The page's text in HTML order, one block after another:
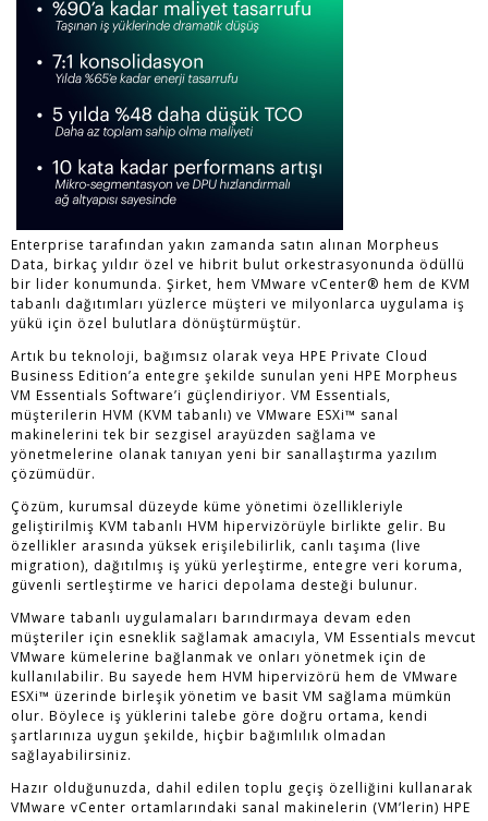
Enterprise tarafından yakın zamanda satın alınan Morpheus
Data, birkaç yıldır özel ve hibrit bulut orkestrasyonunda ödüllü
bir lider konumunda. Şirket, hem VMware vCenter® hem de KVM
tabanlı dağıtımları yüzlerce müşteri ve milyonlarca uygulama iş
yükü için özel bulutlara dönüştürmüştür.
Artık bu teknoloji, bağımsız olarak veya HPE Private Cloud
Business Edition’a entegre şekilde sunulan yeni HPE Morpheus
VM Essentials Software’i güçlendiriyor. VM Essentials,
müşterilerin HVM (KVM tabanlı) ve VMware ESXi™ sanal
makinelerini tek bir sezgisel arayüzden sağlama ve
yönetmelerine olanak tanıyan yeni bir sanallaştırma yazılım
çözümüdür.
Çözüm, kurumsal düzeyde küme yönetimi özellikleriyle
geliştirilmiş KVM tabanlı HVM hipervizörüyle birlikte gelir. Bu
özellikler arasında yüksek erişilebilirlik, canlı taşıma (live
migration), dağıtılmış iş yükü yerleştirme, entegre veri koruma,
güvenli sertleştirme ve harici depolama desteği bulunur.
VMware tabanlı uygulamaları barındırmaya devam eden
müşteriler için esneklik sağlamak amacıyla, VM Essentials mevcut
VMware kümelerine bağlanmak ve onları yönetmek için de
kullanılabilir. Bu sayede hem HVM hipervizörü hem de VMware
ESXi™ üzerinde birleşik yönetim ve basit VM sağlama mümkün
olur. Böylece iş yüklerini talebe göre doğru ortama, kendi
şartlarınıza uygun şekilde, hiçbir bağımlılık olmadan
sağlayabilirsiniz.
Hazır olduğunuzda, dahil edilen toplu geçiş özelliğini kullanarak
VMware vCenter ortamlarındaki sanal makinelerin (VM’lerin) HPE